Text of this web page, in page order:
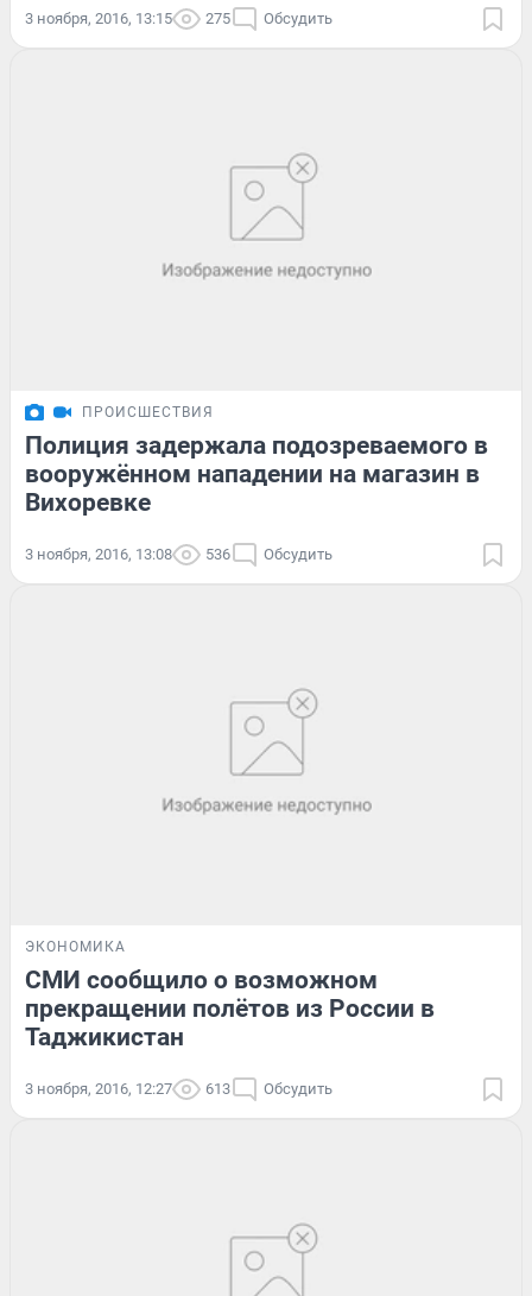
3 ноября, 2016, 13:15 275 Обсудить
ПРОИСШЕСТВИЯ
Полиция задержала подозреваемого в
вооружённом нападении на магазин в
Вихоревке
3 ноября, 2016, 13:08 536 Обсудить
ЭКОНОМИКА
СМИ сообщило о возможном
прекращении полётов из России в
Таджикистан
3 ноября, 2016, 12:27 613 Обсудить